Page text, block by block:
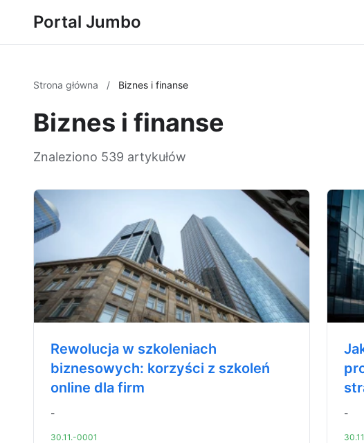
Portal Jumbo
Strona główna / Biznes i finanse
Biznes i finanse
Znaleziono 539 artykułów
Rewolucja w szkoleniach
biznesowych: korzyści z szkoleń
online dla firm
-
30.11.-0001
-